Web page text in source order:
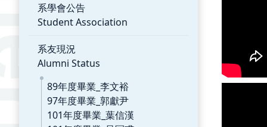
系學會公告
Student Association
系友現況
Alumni Status
89年度畢業_李文裕
97年度畢業_郭獻尹
101年度畢業_葉信漢